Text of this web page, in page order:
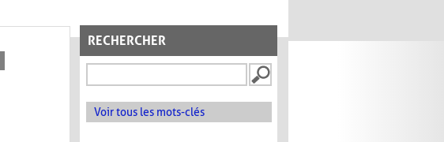
RECHERCHER
Voir tous les mots-clés